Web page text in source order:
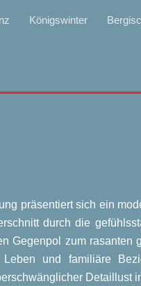
Königswinter
prä­sen­tiert sich ein
durch die
Gegen­pol zum rasan­ten
und fami­liä­re
Detail­lust